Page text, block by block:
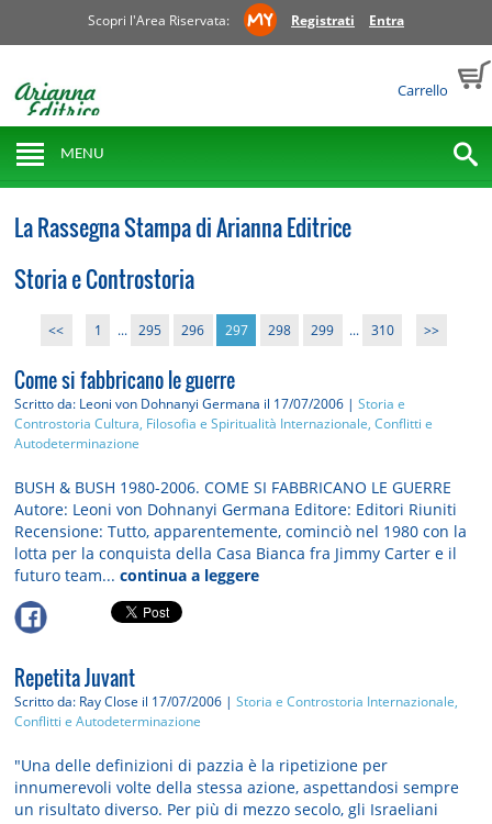
Scopri l'Area Riservata: Registrati Entra
Carrello
MENU
La Rassegna Stampa di Arianna Editrice
Storia e Controstoria
<< 1 ... 295 296 297 298 299 ... 310 >>
Come si fabbricano le guerre
Scritto da: Leoni von Dohnanyi Germana il 17/07/2006 |Storia e
Controstoria Cultura, Filosofia e Spiritualità Internazionale, Conflitti e
Autodeterminazione
BUSH & BUSH 1980-2006. COME SI FABBRICANO LE GUERRE
Autore: Leoni von Dohnanyi Germana Editore: Editori Riuniti
Recensione: Tutto, apparentemente, cominciò nel 1980 con la
lotta per la conquista della Casa Bianca fra Jimmy Carter e il
futuro team...continua a leggere
Repetita Juvant
Scritto da: Ray Close il 17/07/2006 |Storia e Controstoria Internazionale,
Conflitti e Autodeterminazione
"Una delle definizioni di pazzia è la ripetizione per
innumerevoli volte della stessa azione, aspettandosi sempre
un risultato diverso. Per più di mezzo secolo, gli Israeliani